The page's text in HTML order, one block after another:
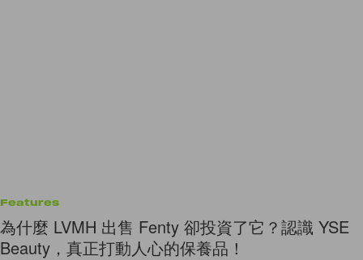
Features
為什麼 LVMH 出售 Fenty 卻投資了它？認識 YSE
Beauty，真正打動人心的保養品！